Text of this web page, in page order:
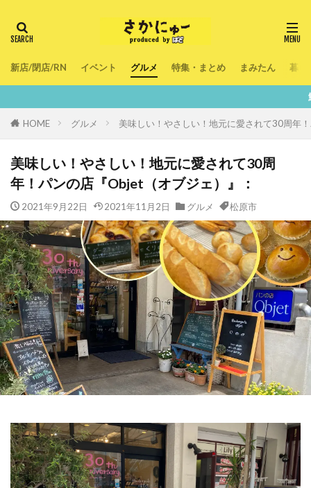
新店/閉店/RN イベント グルメ 特集・まとめ まみたん 暮ら
鮮度100％！堺・南大阪の『
HOME グルメ 美味しい！やさしい！地元に愛されて30周年
美味しい！やさしい！地元に愛されて30周
年！パンの店『Objet（オブジェ）』：
2021年9月22日 2021年11月2日 グルメ 松原市